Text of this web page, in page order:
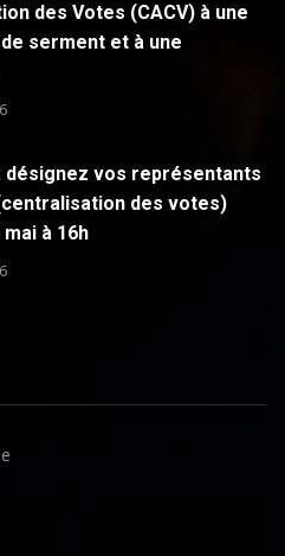
des Votes (CACV) à une
serment et à une
désignez vos représentants
des votes)
à 16h